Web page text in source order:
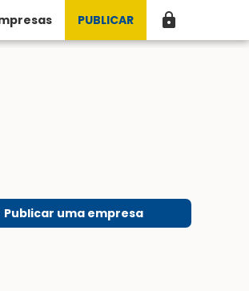
PUBLICAR lock
Publicar uma empresa